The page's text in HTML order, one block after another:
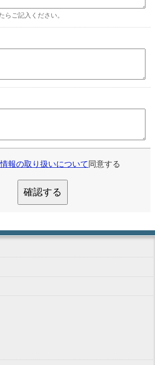
ご記入ください。
報の取り扱いについて同意する
確認する